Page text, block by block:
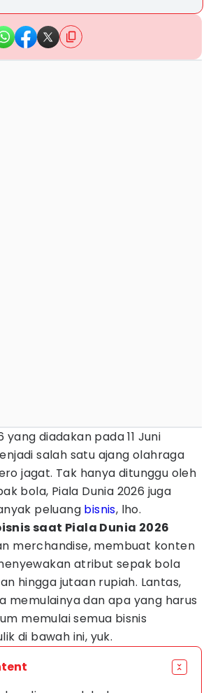
yang diadakan pada 11 Juni
salah satu ajang olahraga
jagat. Tak hanya ditunggu oleh
bola, Piala Dunia 2026 juga
peluang bisnis, lho.
saat Piala Dunia 2026
merchandise, membuat konten
atribut sepak bola
hingga jutaan rupiah. Lantas,
memulainya dan apa yang harus
memulai semua bisnis
di bawah ini, yuk.